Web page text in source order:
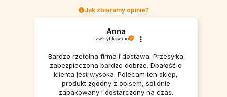
Jak zbieramy opinie?
Anna
zweryfikowano
Bardzo rzetelna firma i dostawa. Przesyłka
zabezpieczona bardzo dobrze. Dbałość o
klienta jest wysoka. Polecam ten sklep,
produkt zgodny z opisem, solidnie
zapakowany i dostarczony na czas.